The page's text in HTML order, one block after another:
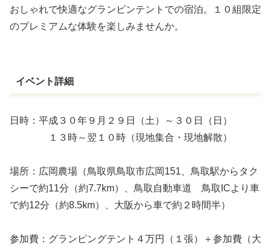
おしゃれで快適なグランピンテントでの宿泊。１０組限定
のプレミアムな体験を楽しみませんか。
イベント詳細
日時：平成３０年９月２９日（土）～３０日（日）
１３時～翌１０時（現地集合・現地解散）
場所：広岡農場（鳥取県鳥取市広岡151、鳥取駅からタク
シーで約11分（約7.7km）、鳥取自動車道 鳥取ICより車
で約12分（約8.5km）、大阪から車で約２時間半）
参加費：グランピングテント４万円（１張）＋参加費（大